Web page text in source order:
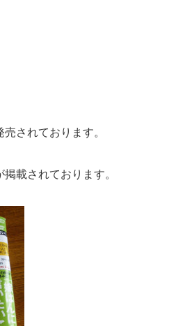
されております。
載されております。